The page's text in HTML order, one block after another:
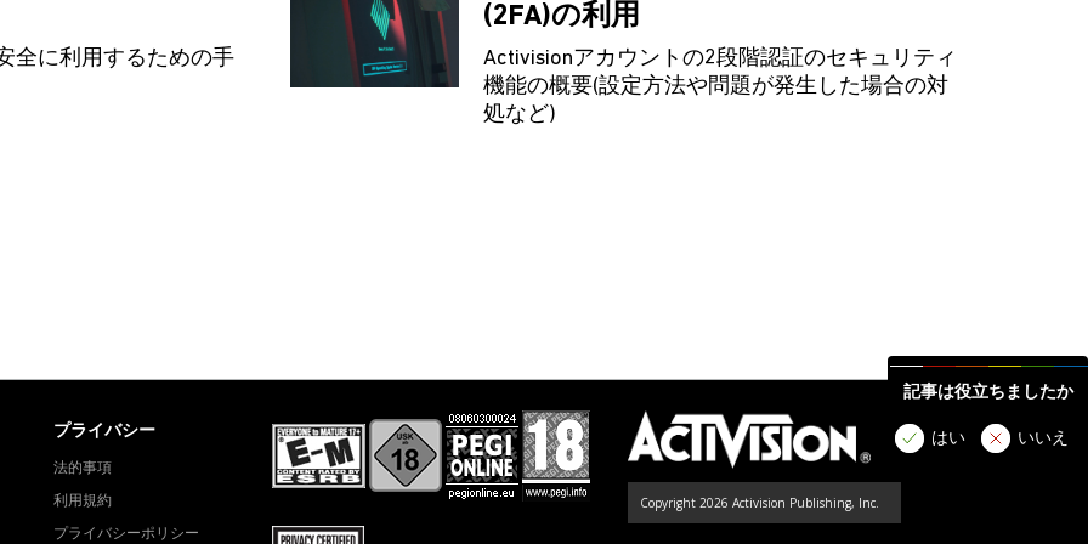
記事は役立ちましたか
はい いいえ
全に利用するための手
(2FA)の利用
Activisionアカウントの2段階認証のセキュリティ
機能の概要(設定方法や問題が発生した場合の対
処など)
プライバシー
法的事項
利用規約
プライバシーポリシー
Copyright 2026 Activision Publishing, Inc.